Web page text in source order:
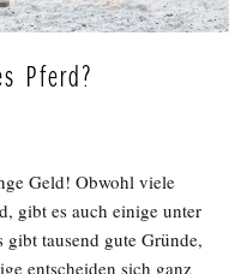
Pferd?
Geld! Obwohl viele
gibt es auch einige unter
gibt tausend gute Gründe,
entscheiden sich ganz